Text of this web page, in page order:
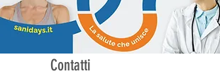
Contatti